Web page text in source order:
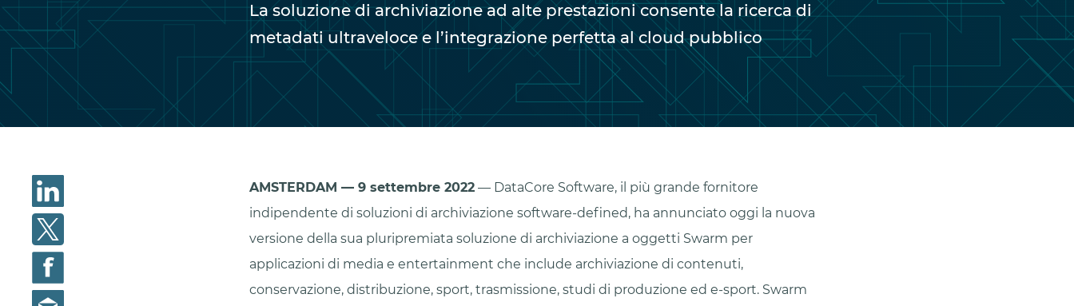
La soluzione di archiviazione ad alte prestazioni consente la ricerca di
metadati ultraveloce e l’integrazione perfetta al cloud pubblico
AMSTERDAM — 9 settembre 2022— DataCore Software, il più grande fornitore
indipendente di soluzioni di archiviazione software-defined, ha annunciato oggi la nuova
versione della sua pluripremiata soluzione di archiviazione a oggetti Swarm per
applicazioni di media e entertainment che include archiviazione di contenuti,
conservazione, distribuzione, sport, trasmissione, studi di produzione ed e-sport. Swarm